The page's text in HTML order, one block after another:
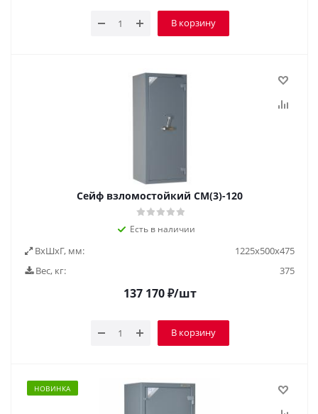
В корзину
Сейф взломостойкий СМ(3)-120
Есть в наличии
ВxШxГ, мм:
1225x500x475
Вес, кг:
375
137 170₽/шт
В корзину
НОВИНКА